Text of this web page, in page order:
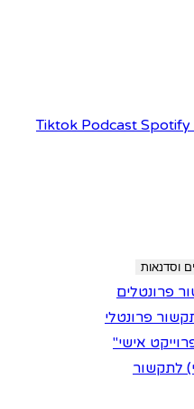
Tiktok Podcast Spotify
וסדנאות
פרונטלים
פרונטלי
אישי"
לתקשור